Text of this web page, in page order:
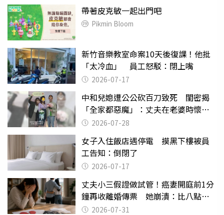
帶著皮克敏一起出門吧
Pikmin Bloom
新竹音樂教室命案10天後復課！他批
「太冷血」 員工怒駁：閉上嘴
2026-07-17
中和兒媳遭公公砍百刀致死 閨密揭
「全家都惡魔」：丈夫在老婆時懷孕
摔東西
2026-07-28
女子入住飯店遇停電 摸黑下樓被員
工告知：倒閉了
2026-07-17
丈夫小三假證做試管！癌妻開庭前1分
鐘再收離婚傳票 她崩潰：比八點檔
還扯2026-07-31